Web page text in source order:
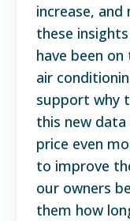
increase, and
these
have been
air
support why
this new
price even
to improve
our owners
them how